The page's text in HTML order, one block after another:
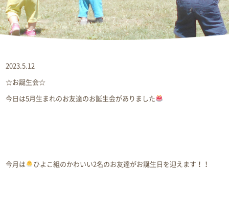
2023.5.12
☆お誕生会☆
今日は5月生まれのお友達のお誕生会がありました
今月は ひよこ組のかわいい2名のお友達がお誕生日を迎えます！！